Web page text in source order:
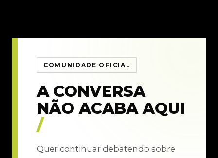
COMUNIDADE OFICIAL
A CONVERSA
NÃO ACABA AQUI
/
Quer continuar debatendo sobre